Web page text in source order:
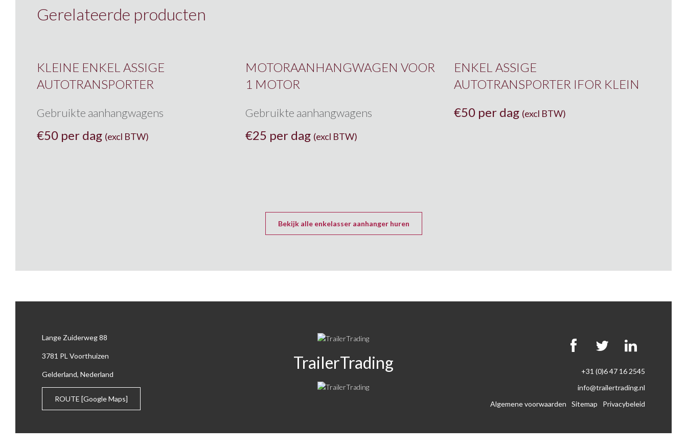
Gerelateerde producten
KLEINE ENKEL ASSIGE
AUTOTRANSPORTER
Gebruikte aanhangwagens
€50 per dag (excl BTW)
MOTORAANHANGWAGEN VOOR
1 MOTOR
Gebruikte aanhangwagens
€25 per dag (excl BTW)
ENKEL ASSIGE
AUTOTRANSPORTER IFOR KLEIN
€50 per dag (excl BTW)
Bekijk alle enkelasser aanhanger huren
Lange Zuiderweg 88
3781 PL Voorthuizen
Gelderland, Nederland
ROUTE [Google Maps]
TrailerTrading
+31 (0)6 47 16 2545
info@trailertrading.nl
Algemene voorwaarden
Sitemap Privacybeleid